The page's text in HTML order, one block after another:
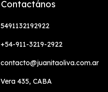
Contactános
5491132192922
+54-911-3219-2922
contacto@juanitaoliva.com.ar
Vera 435, CABA